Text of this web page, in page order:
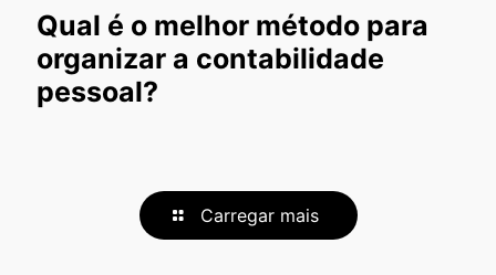
Qual é o melhor método para
organizar a contabilidade
pessoal?
Carregar mais